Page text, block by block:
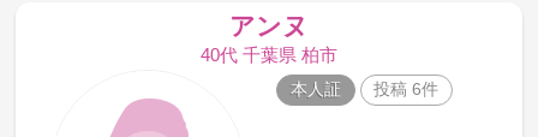
アンヌ
40代 千葉県 柏市
本人証 投稿 6件